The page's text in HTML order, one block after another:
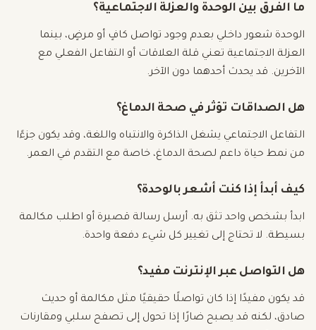
ما الفرق بين الوحدة والعزلة الاجتماعية؟
الوحدة شعور داخلي بعدم وجود تواصل كافٍ أو مرضٍ، بينما
العزلة الاجتماعية تعني قلة العلاقات أو التفاعل الفعلي مع
الآخرين. قد يحدث أحدهما دون الآخر.
هل الصداقات تؤثر في صحة الدماغ؟
التفاعل الاجتماعي يشغل الذاكرة والانتباه واللغة، وقد يكون جزءًا
من نمط حياة داعم لصحة الدماغ، خاصة مع التقدم في العمر.
كيف أبدأ إذا كنت أشعر بالوحدة؟
ابدأ بشخص واحد تثق به. أرسل رسالة قصيرة أو اطلب مكالمة
بسيطة. لا تحتاج إلى تغيير كل شيء دفعة واحدة.
هل التواصل عبر الإنترنت مفيد؟
قد يكون مفيدًا إذا كان تواصلًا حقيقيًا مثل مكالمة أو حديث
صادق، لكنه قد يصبح ضارًا إذا تحول إلى تصفح سلبي ومقارنات